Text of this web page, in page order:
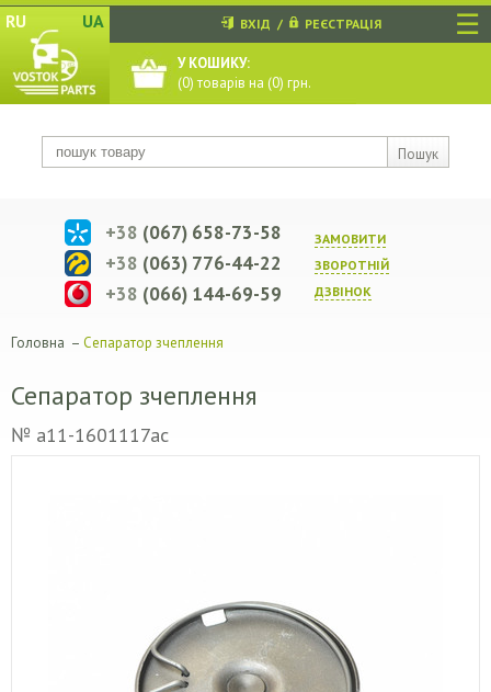
☰
RU UA
Пошук
ВХІД / РЕЄСТРАЦІЯ
У КОШИКУ:
(0) товарів на (0) грн.
ЗАМОВИТИ
ЗВОРОТНIЙ
ДЗВIНОК
+38 (067) 658-73-58
+38 (063) 776-44-22
+38 (066) 144-69-59
Головна – Сепаратор зчеплення
Сепаратор зчеплення
№ a11-1601117ac